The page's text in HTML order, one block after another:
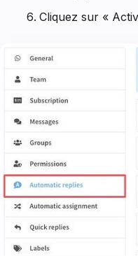
Cliquez sur «